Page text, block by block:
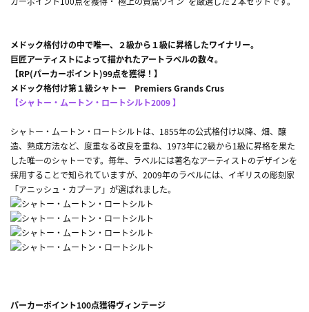
メドック格付けの中で唯一、２級から１級に昇格したワイナリー。
巨匠アーティストによって描かれたアートラベルの数々。
【RP(パーカーポイント)99点を獲得！】
メドック格付け第１級シャトー Premiers Grands Crus
【シャトー・ムートン・ロートシルト2009 】
シャトー・ムートン・ロートシルトは、1855年の公式格付け以降、畑、醸
造、熟成方法など、度重なる改良を重ね、1973年に2級から1級に昇格を果た
した唯一のシャトーです。毎年、ラベルには著名なアーティストのデザインを
採用することで知られていますが、2009年のラベルには、イギリスの彫刻家
「アニッシュ・カプーア」が選ばれました。
パーカーポイント100点獲得ヴィンテージ